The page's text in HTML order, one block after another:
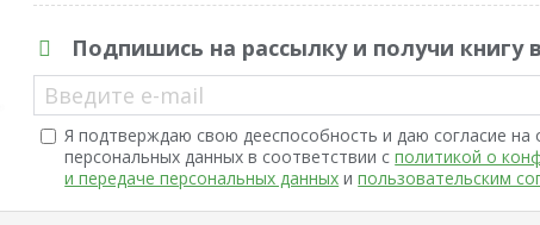
Подпишись на рассылку и получи книгу
Введите e-mail
Я подтверждаю свою дееспособность и даю согласие на
персональных данных в соответствии сполитикой о
и передаче персональных данных ипользовательским